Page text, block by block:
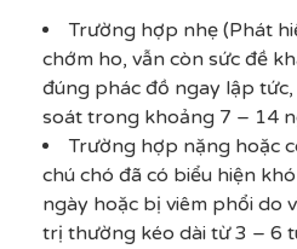
Trường hợp nhẹ (Phát
chớm ho, vẫn còn sức đề
đúng phác đồ ngay lập
soát trong khoảng 7 – 14
Trường hợp nặng hoặc
chú chó đã có biểu hiện
ngày hoặc bị viêm phổi do
trị thường kéo dài từ 3 – 6